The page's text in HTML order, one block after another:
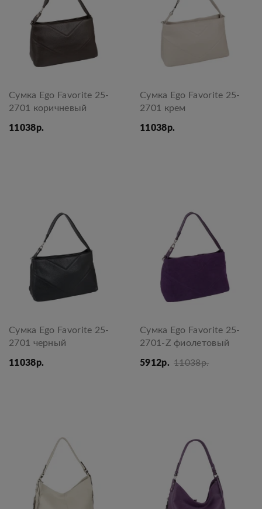
Сумка Ego Favorite 25-
2701 коричневый
11038р.
Сумка Ego Favorite 25-
2701 крем
11038р.
Сумка Ego Favorite 25-
2701 черный
11038р.
Сумка Ego Favorite 25-
2701-Z фиолетовый
5912р. 11038р.